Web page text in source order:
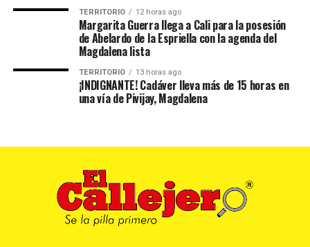
TERRITORIO 12 horas ago
Margarita Guerra llega a Cali para la posesión
de Abelardo de la Espriella con la agenda del
Magdalena lista
TERRITORIO 13 horas ago
¡INDIGNANTE! Cadáver lleva más de 15 horas en
una vía de Pivijay, Magdalena